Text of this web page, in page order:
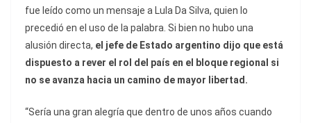
fue leído como un mensaje a Lula Da Silva, quien lo
precedió en el uso de la palabra. Si bien no hubo una
alusión directa, el jefe de Estado argentino dijo que está
dispuesto a rever el rol del país en el bloque regional si
no se avanza hacia un camino de mayor libertad.
“Sería una gran alegría que dentro de unos años cuando